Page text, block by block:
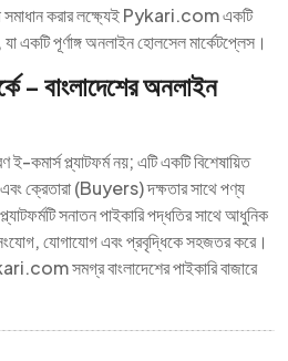
করার লক্ষ্যেই Pykari.com একটি
একটি পূর্ণাঙ্গ অনলাইন হোলসেল মার্কেটপ্লেস।
বাংলাদেশের অনলাইন
প্ল্যাটফর্ম নয়; এটি একটি বিশেষায়িত
ক্রেতারা (Buyers) দক্ষতার সাথে পণ্য
সনাতন পাইকারি পদ্ধতির সাথে আধুনিক
যোগাযোগ এবং প্রবৃদ্ধিকে সহজতর করে।
সমগ্র বাংলাদেশের পাইকারি বাজারে